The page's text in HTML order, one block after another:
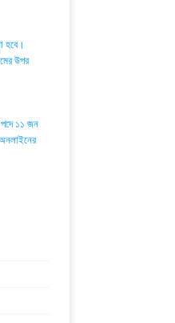
হবে।
উপর
পদে ১১ জন